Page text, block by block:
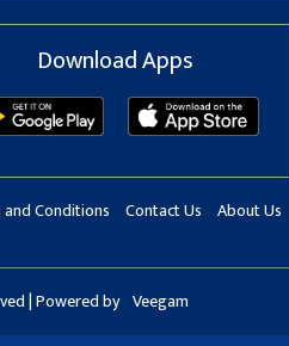
Download Apps
and Conditions Contact Us About Us
| Powered by Veegam